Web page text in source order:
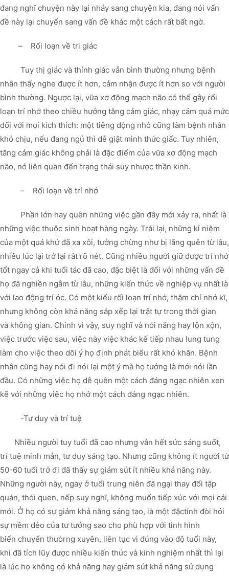
đang nghĩ chuyện này lại nhảy sang chuyện kia, đang nói vấn
đề này lại chuyển sang vấn đề khác một cách rất bất ngờ.
– Rối loạn về tri giác
Tuy thị giác và thính giác vẫn bình thường nhưng bệnh
nhân thấy nghe được ít hơn, cảm nhận được ít hơn so với người
bình thường. Ngược lại, vữa xơ động mạch não có thể gây rối
loạn trí nhớ theo chiều hướng tăng cảm giác, nhạy cảm quá mức
đối với mọi kích thích: một tiêng động nhỏ cũng làm bệnh nhân
khó chịu, nếu đang ngủ thì dễ giật mình thức giấc. Tuy nhiên,
tăng cảm giác không phải là đặc điểm của vữa xơ động mạch
não, nó liên quan đến trạng thái suy nhược thần kinh.
– Rối loạn về trí nhớ
Phần lớn hay quên những việc gần đây mới xảy ra, nhất là
những việc thuộc sinh hoạt hàng ngày. Trái lại, những kỉ niệm
của một quá khứ đã xa xôi, tưởng chừng như bị lãng quên từ lâu,
nhiều lúc lại trở lại rât rõ nét. Cũng nhiều người giữ được trí nhớ
tốt ngay cả khi tuổi tác đã cao, đặc biệt là đối với những vấn đề
họ đã nghiền ngẫm từ lâu, những kiến thức về nghiệp vụ nhất là
với lao động trí óc. Có một kiểu rối loạn trí nhớ, thậm chí nhớ kĩ,
nhưng không còn khả năng sắp xếp lại trật tự trong thời gian
và không gian. Chính vì vậy, suy nghĩ và nói năng hay lộn xộn,
việc trước việc sau, việc này việc khác kế tiếp nhau lung tung
làm cho việc theo dõi ý họ định phát biểu rất khó khăn. Bệnh
nhân cũng hay nói đi nói lại một ý mà họ tưởng là mới nói lần
đầu. Có những việc họ dễ quên một cách đáng ngạc nhiên xen
kẽ với những việc họ nhớ một cách đáng ngạc nhiên.
-Tư duy và trí tuệ
Nhiều người tuy tuổi đã cao nhưng vẫn hết sức sáng suốt,
trí tuệ minh mẫn, tư duy sáng tạo. Nhưng cũng không ít người từ
50-60 tuổi trở đi đã thấy sự giảm sút ít nhiều khả năng này.
Những người này, ngay ở tuổi trung niên đã ngại thay đổi tập
quán, thói quen, nếp suy nghĩ, không muốn tiếp xúc với mọi cái
mới. Ở họ có sự giảm khả năng sáng tạo, là một đặctính đòi hỏi
sự mềm dẻo của tư tưởng sao cho phù hợp với tình hình
biến chuyển thưòrng xuyên, liên tục vì đúng vào độ tuổi này,
khi đã tích lũy được nhiều kiến thức và kinh nghiệm nhất thì lại
là lúc họ không có khả năng hay giảm sút khả năng sử dụng